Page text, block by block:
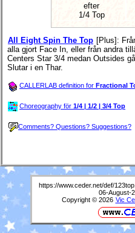
efter
1/4 Top
All Eight Spin The Top [Plus] :
alla gjort Face In, eller från andra
Centers Star 3/4 medan Outsides
Slutar i en Thar.
CALLERLAB definition for Fractional
Choreography för 1/4 | 1/2 | 3/4 Top
Comments? Questions? Suggestions?
https://www.ceder.net/def/
06-August-
Copyright © 2026 Vic